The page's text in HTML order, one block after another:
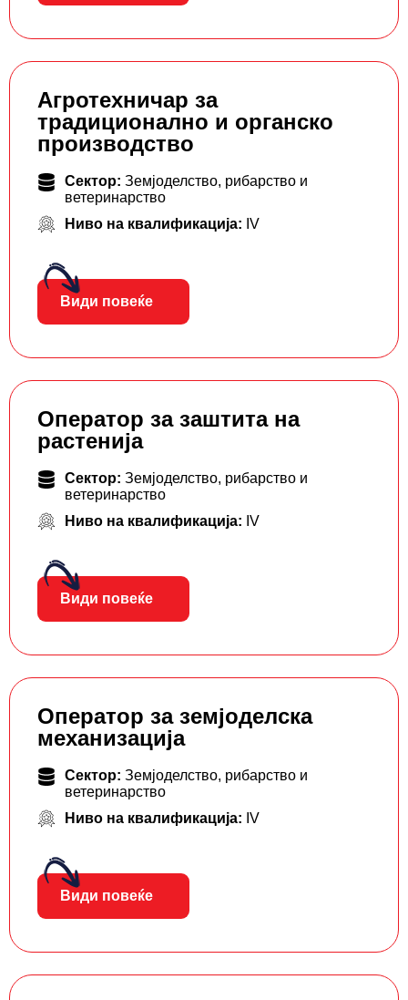
Агротехничар за
традиционално и органско
производство
Сектор: Земјоделство, рибарство и
ветеринарство
Ниво на квалификација: IV
Види повеќе
Оператор за заштита на
растенија
Сектор: Земјоделство, рибарство и
ветеринарство
Ниво на квалификација: IV
Види повеќе
Оператор за земјоделска
механизација
Сектор: Земјоделство, рибарство и
ветеринарство
Ниво на квалификација: IV
Види повеќе